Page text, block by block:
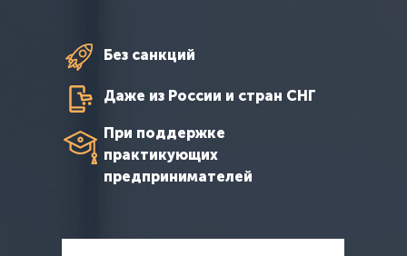
Без санкций
Даже из России и стран СНГ
При поддержке
практикующих
предпринимателей